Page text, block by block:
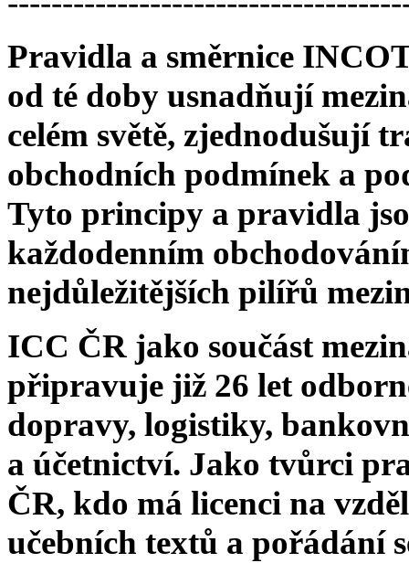
Pravidla a směrnice
od té doby usnadňují
celém světě, zjednodušují
obchodních podmínek a
Tyto principy a pravidla
každodenním
nejdůležitějších pilířů
ICC ČR jako součást
připravuje již 26 let
dopravy, logistiky,
a účetnictví. Jako tvůrci
ČR, kdo má licenci na
učebních textů a pořádání